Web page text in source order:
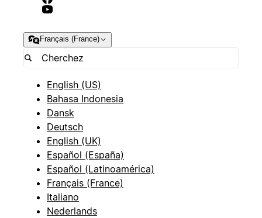
Français (France)
English (US)
Bahasa Indonesia
Dansk
Deutsch
English (UK)
Español (España)
Español (Latinoamérica)
Français (France)
Italiano
Nederlands